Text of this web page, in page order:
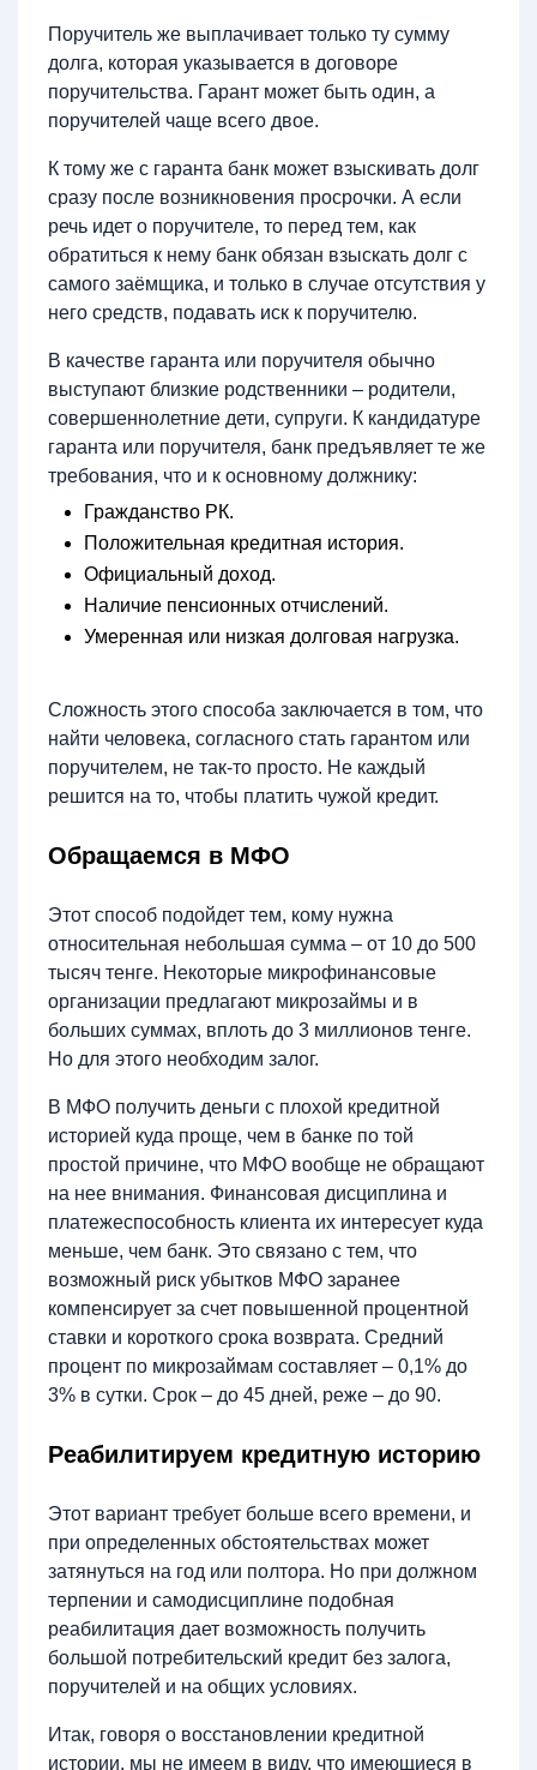
Поручитель же выплачивает только ту сумму
долга, которая указывается в договоре
поручительства. Гарант может быть один, а
поручителей чаще всего двое.
К тому же с гаранта банк может взыскивать долг
сразу после возникновения просрочки. А если
речь идет о поручителе, то перед тем, как
обратиться к нему банк обязан взыскать долг с
самого заёмщика, и только в случае отсутствия у
него средств, подавать иск к поручителю.
В качестве гаранта или поручителя обычно
выступают близкие родственники – родители,
совершеннолетние дети, супруги. К кандидатуре
гаранта или поручителя, банк предъявляет те же
требования, что и к основному должнику:
Гражданство РК.
Положительная кредитная история.
Официальный доход.
Наличие пенсионных отчислений.
Умеренная или низкая долговая нагрузка.
Сложность этого способа заключается в том, что
найти человека, согласного стать гарантом или
поручителем, не так-то просто. Не каждый
решится на то, чтобы платить чужой кредит.
Обращаемся в МФО
Этот способ подойдет тем, кому нужна
относительная небольшая сумма – от 10 до 500
тысяч тенге. Некоторые микрофинансовые
организации предлагают микрозаймы и в
больших суммах, вплоть до 3 миллионов тенге.
Но для этого необходим залог.
В МФО получить деньги с плохой кредитной
историей куда проще, чем в банке по той
простой причине, что МФО вообще не обращают
на нее внимания. Финансовая дисциплина и
платежеспособность клиента их интересует куда
меньше, чем банк. Это связано с тем, что
возможный риск убытков МФО заранее
компенсирует за счет повышенной процентной
ставки и короткого срока возврата. Средний
процент по микрозаймам составляет – 0,1% до
3% в сутки. Срок – до 45 дней, реже – до 90.
Реабилитируем кредитную историю
Этот вариант требует больше всего времени, и
при определенных обстоятельствах может
затянуться на год или полтора. Но при должном
терпении и самодисциплине подобная
реабилитация дает возможность получить
большой потребительский кредит без залога,
поручителей и на общих условиях.
Итак, говоря о восстановлении кредитной
истории, мы не имеем в виду, что имеющиеся в